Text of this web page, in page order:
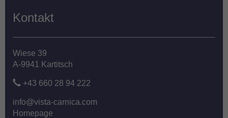
Kontakt
Wiese 39
A-9941 Kartitsch
+43 660 28 94 222
info@vista-carnica.com
Homepage